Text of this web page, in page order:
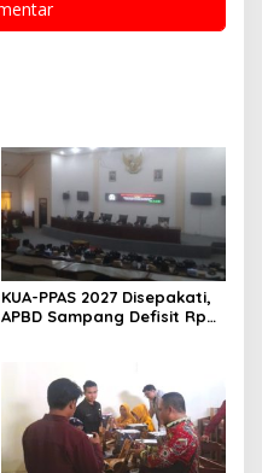
KUA-PPAS 2027 Disepakati,
APBD Sampang Defisit Rp